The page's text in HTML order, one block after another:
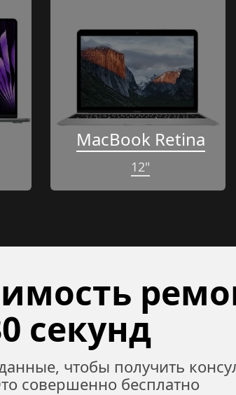
MacBook Retina
12"
секунд
чтобы получить
совершенно бесплатно